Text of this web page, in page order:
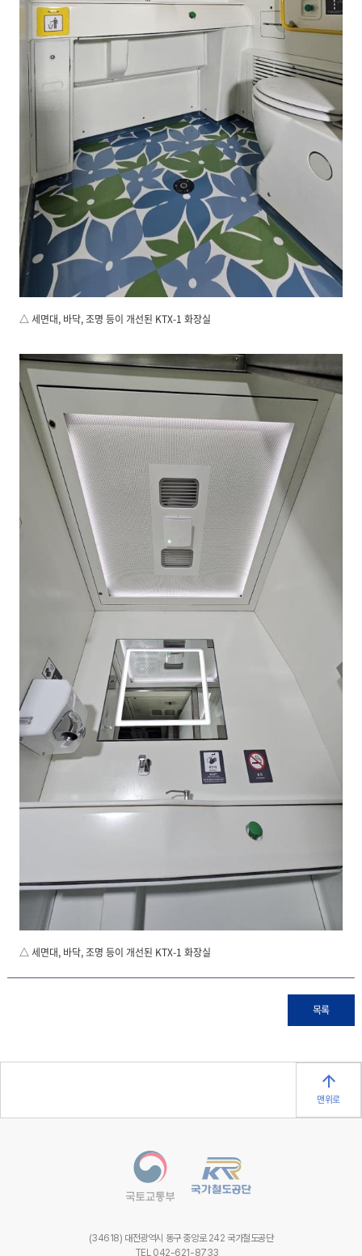
△ 세면대, 바닥, 조명 등이 개선된 KTX-1 화장실
△ 세면대, 바닥, 조명 등이 개선된 KTX-1 화장실
목록
맨위로
(34618) 대전광역시 동구 중앙로 242 국가철도공단
TEL 042-621-8733